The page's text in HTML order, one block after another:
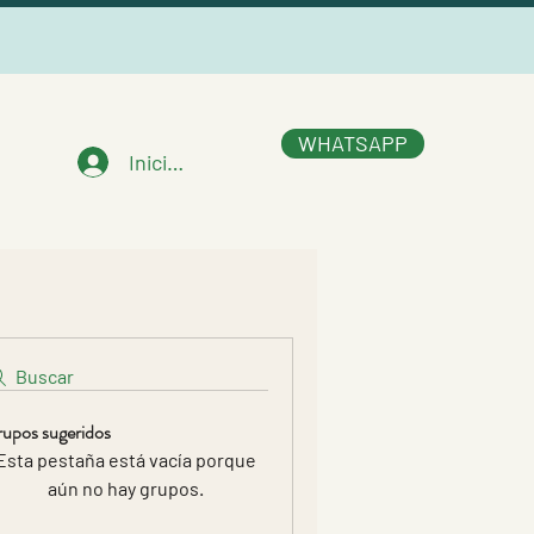
Iniciar sesión
WHATSAPP
Buscar
sugeridos
pestaña está vacía porque
aún no hay grupos.